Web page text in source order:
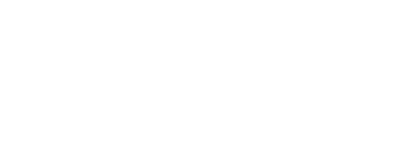
供させていただ
です。
ありません。
ず変更すること